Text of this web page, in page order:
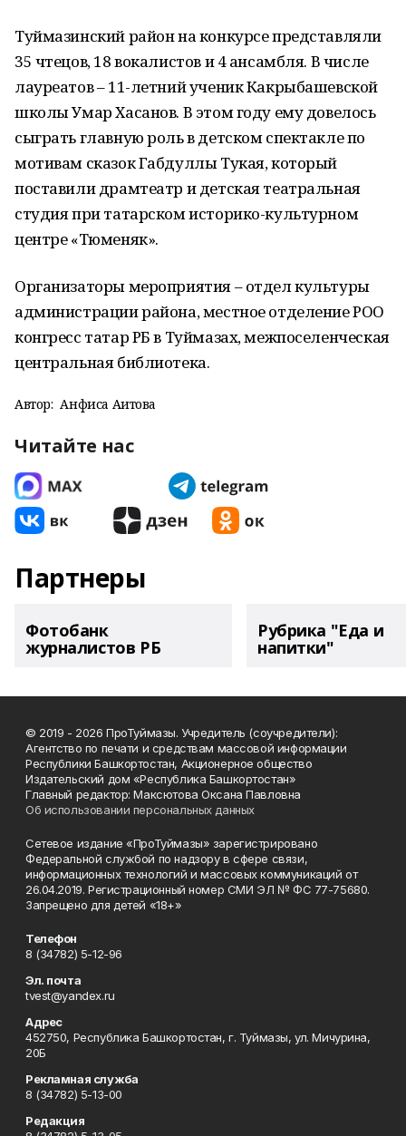
Туймазинский район на конкурсе представляли
35 чтецов, 18 вокалистов и 4 ансамбля. В числе
лауреатов – 11-летний ученик Какрыбашевской
школы Умар Хасанов. В этом году ему довелось
сыграть главную роль в детском спектакле по
мотивам сказок Габдуллы Тукая, который
поставили драмтеатр и детская театральная
студия при татарском историко-культурном
центре «Тюменяк».
Организаторы мероприятия – отдел культуры
администрации района, местное отделение РОО
конгресс татар РБ в Туймазах, межпоселенческая
центральная библиотека.
Автор: Анфиса Аитова
Читайте нас
Партнеры
Фотобанк
журналистов РБ
Рубрика "Еда и
напитки"
© 2019 - 2026 ПроТуймазы. Учредитель (соучредители):
Агентство по печати и средствам массовой информации
Республики Башкортостан, Акционерное общество
Издательский дом «Республика Башкортостан»
Главный редактор: Максютова Оксана Павловна
Об использовании персональных данных
Сетевое издание «ПроТуймазы» зарегистрировано
Федеральной службой по надзору в сфере связи,
информационных технологий и массовых коммуникаций от
26.04.2019. Регистрационный номер СМИ ЭЛ № ФС 77-75680.
Запрещено для детей «18+»
Телефон
8 (34782) 5-12-96
Эл. почта
tvest@yandex.ru
Адрес
452750, Республика Башкортостан, г. Туймазы, ул. Мичурина,
20Б
Рекламная служба
8 (34782) 5-13-00
Редакция